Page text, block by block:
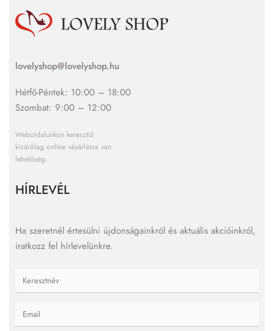
lovelyshop@lovelyshop.hu
Hétfő-Péntek: 10:00 – 18:00
Szombat: 9:00 – 12:00
Weboldalunkon keresztül
kizárólag online vásárlásra van
lehetőség.
HÍRLEVÉL
Ha szeretnél értesülni újdonságainkról és aktuális akcióinkról,
iratkozz fel hírlevelünkre.